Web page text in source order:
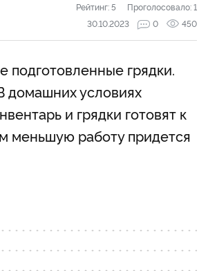
Рейтинг:5 Проголосовало:1
30.10.2023
0 450
грядки.
домашних условиях
и грядки готовят к
меньшую работу придется